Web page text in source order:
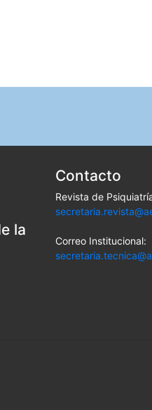
la
Contacto
Revista de
Correo Institucional: